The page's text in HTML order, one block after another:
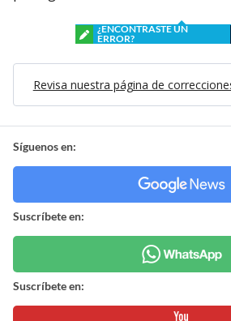
¿ENCONTRASTE UN
ERROR?
Revisa nuestra página de
Síguenos en:
Suscríbete en:
Suscríbete en: